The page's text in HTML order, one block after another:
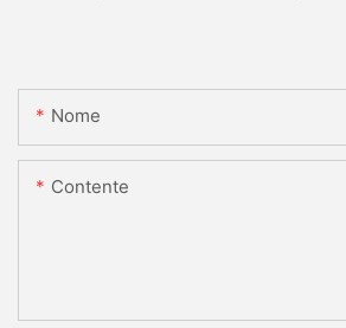
Nome
Contente